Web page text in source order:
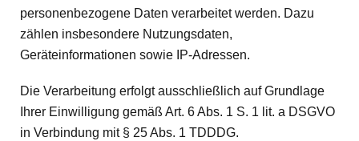
personenbezogene Daten verarbeitet werden. Dazu
zählen insbesondere Nutzungsdaten,
Geräteinformationen sowie IP-Adressen.
Die Verarbeitung erfolgt ausschließlich auf Grundlage
Ihrer Einwilligung gemäß Art. 6 Abs. 1 S. 1 lit. a DSGVO
in Verbindung mit § 25 Abs. 1 TDDDG.